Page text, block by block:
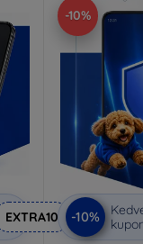
EXTRA10
-10%
-10%